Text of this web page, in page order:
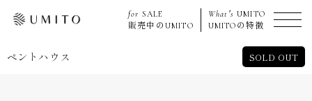
for SALE
販売中の UMITO
What's UMITO
UMITO の特徴
ペントハウス SOLD OUT